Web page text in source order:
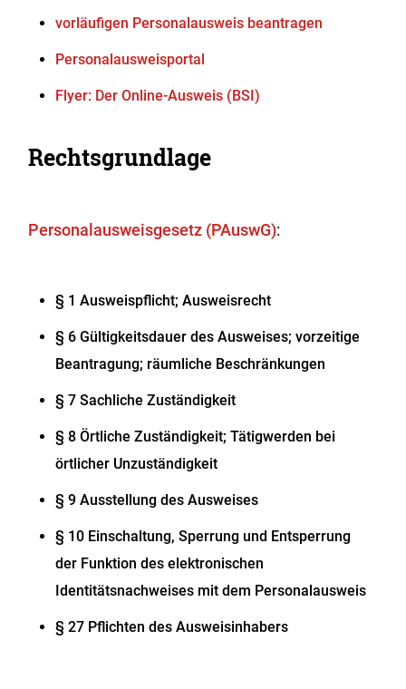
vorläufigen Personalausweis beantragen
Personalausweisportal
Flyer: Der Online-Ausweis (BSI)
Rechtsgrundlage
Personalausweisgesetz (PAuswG):
§ 1 Ausweispflicht; Ausweisrecht
§ 6 Gültigkeitsdauer des Ausweises; vorzeitige
Beantragung; räumliche Beschränkungen
§ 7 Sachliche Zuständigkeit
§ 8 Örtliche Zuständigkeit; Tätigwerden bei
örtlicher Unzuständigkeit
§ 9 Ausstellung des Ausweises
§ 10 Einschaltung, Sperrung und Entsperrung
der Funktion des elektronischen
Identitätsnachweises mit dem Personalausweis
§ 27 Pflichten des Ausweisinhabers